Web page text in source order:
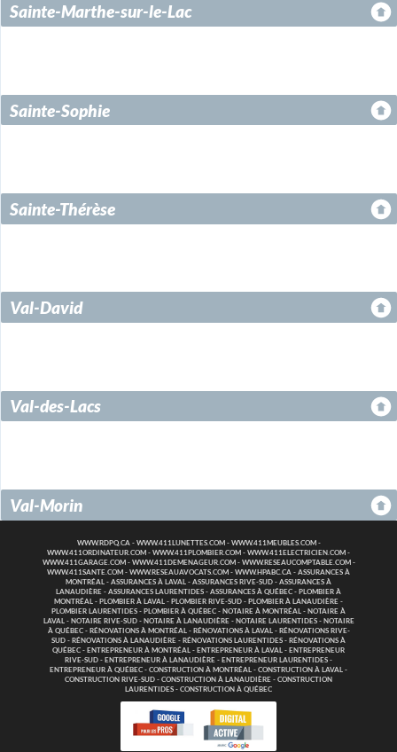
Sainte-Marthe-sur-le-Lac
Sainte-Sophie
Sainte-Thérèse
Val-David
Val-des-Lacs
Val-Morin
WWW.RDPQ.CA - WWW.411LUNETTES.COM- WWW.411MEUBLES.COM-
WWW.411ORDINATEUR.COM - WWW.411PLOMBIER.COM - WWW.411ELECTRICIEN.COM -
WWW.411GARAGE.COM- WWW.411DEMENAGEUR.COM- WWW.RESEAUCOMPTABLE.COM-
WWW.411SANTE.COM - WWW.RESEAUAVOCATS.COM - WWW.HPABC.CA - ASSURANCES À
MONTRÉAL - ASSURANCES À LAVAL - ASSURANCES RIVE-SUD - ASSURANCES À
LANAUDIÈRE - ASSURANCES LAURENTIDES - ASSURANCES À QUÉBEC - PLOMBIER À
MONTRÉAL - PLOMBIER À LAVAL - PLOMBIER RIVE-SUD - PLOMBIER À LANAUDIÈRE -
PLOMBIER LAURENTIDES - PLOMBIER À QUÉBEC - NOTAIRE À MONTRÉAL - NOTAIRE À
LAVAL - NOTAIRE RIVE-SUD- NOTAIRE À LANAUDIÈRE- NOTAIRE LAURENTIDES- NOTAIRE
À QUÉBEC- RÉNOVATIONS À MONTRÉAL - RÉNOVATIONS À LAVAL - RÉNOVATIONS RIVE-
SUD - RÉNOVATIONS À LANAUDIÈRE - RÉNOVATIONS LAURENTIDES - RÉNOVATIONS À
QUÉBEC - ENTREPRENEUR À MONTRÉAL - ENTREPRENEUR À LAVAL - ENTREPRENEUR
RIVE-SUD - ENTREPRENEUR À LANAUDIÈRE - ENTREPRENEUR LAURENTIDES -
ENTREPRENEUR À QUÉBEC - CONSTRUCTION À MONTRÉAL - CONSTRUCTION À LAVAL -
CONSTRUCTION RIVE-SUD - CONSTRUCTION À LANAUDIÈRE - CONSTRUCTION
LAURENTIDES - CONSTRUCTION À QUÉBEC